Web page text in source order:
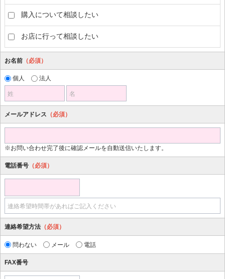
購入について相談したい
お店に行って相談したい
お名前 （必須）
個人 法人
姓 名
メールアドレス （必須）
※お問い合わせ完了後に確認メールを自動送信いたします。
電話番号 （必須）
連絡希望時間帯があればご記入ください
連絡希望方法 （必須）
問わない メール 電話
FAX番号